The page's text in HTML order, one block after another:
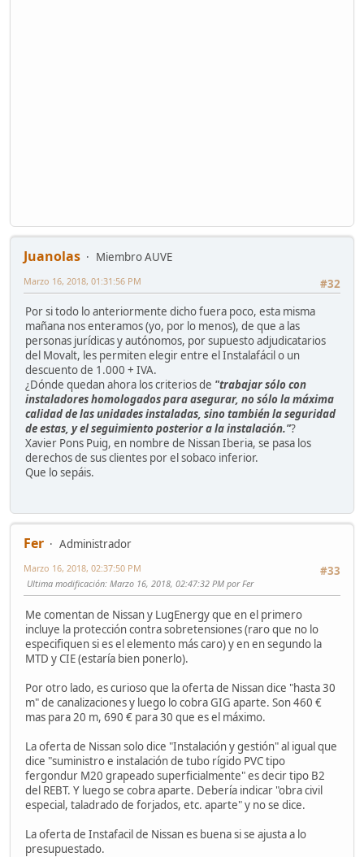
Juanolas
Miembro AUVE
#32
Marzo 16, 2018, 01:31:56 PM
Por si todo lo anteriormente dicho fuera poco, esta misma
mañana nos enteramos (yo, por lo menos), de que a las
personas jurídicas y autónomos, por supuesto adjudicatarios
del Movalt, les permiten elegir entre el Instalafácil o un
descuento de 1.000 + IVA.
¿Dónde quedan ahora los criterios de "trabajar sólo con
instaladores homologados para asegurar, no sólo la máxima
calidad de las unidades instaladas, sino también la seguridad
de estas, y el seguimiento posterior a la instalación."?
Xavier Pons Puig, en nombre de Nissan Iberia, se pasa los
derechos de sus clientes por el sobaco inferior.
Que lo sepáis.
Fer
Administrador
#33
Marzo 16, 2018, 02:37:50 PM
Ultima modificación: Marzo 16, 2018, 02:47:32 PM por Fer
Me comentan de Nissan y LugEnergy que en el primero
incluye la protección contra sobretensiones (raro que no lo
especifiquen si es el elemento más caro) y en en segundo la
MTD y CIE (estaría bien ponerlo).
Por otro lado, es curioso que la oferta de Nissan dice "hasta 30
m" de canalizaciones y luego lo cobra GIG aparte. Son 460 €
mas para 20 m, 690 € para 30 que es el máximo.
La oferta de Nissan solo dice "Instalación y gestión" al igual que
dice "suministro e instalación de tubo rígido PVC tipo
fergondur M20 grapeado superficialmente" es decir tipo B2
del REBT. Y luego se cobra aparte. Debería indicar "obra civil
especial, taladrado de forjados, etc. aparte" y no se dice.
La oferta de Instafacil de Nissan es buena si se ajusta a lo
presupuestado.